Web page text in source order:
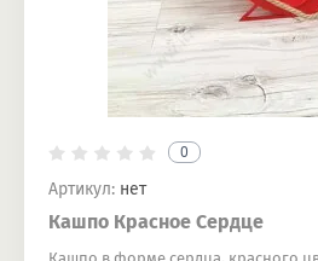
0
Артикул: нет
Кашпо Красное Сердце